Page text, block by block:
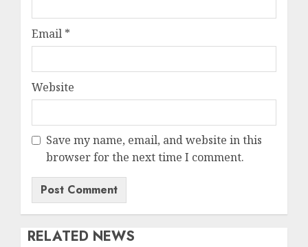
Email *
Website
Save my name, email, and website in this
browser for the next time I comment.
RELATED NEWS